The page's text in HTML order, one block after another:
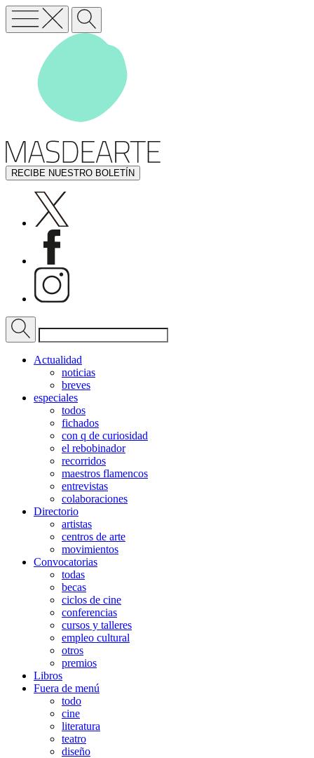
RECIBE NUESTRO BOLETÍN
Actualidad
noticias
breves
especiales
todos
fichados
con q de curiosidad
el rebobinador
recorridos
maestros flamencos
entrevistas
colaboraciones
Directorio
artistas
centros de arte
movimientos
Convocatorias
todas
becas
ciclos de cine
conferencias
cursos y talleres
empleo cultural
otros
premios
Libros
Fuera de menú
todo
cine
literatura
teatro
diseño